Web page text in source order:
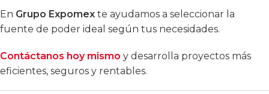
En Grupo Expomex te ayudamos a seleccionar la
fuente de poder ideal según tus necesidades.
Contáctanos hoy mismo y desarrolla proyectos más
eficientes, seguros y rentables.